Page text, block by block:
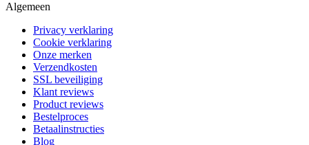
Algemeen
Privacy verklaring
Cookie verklaring
Onze merken
Verzendkosten
SSL beveiliging
Klant reviews
Product reviews
Bestelproces
Betaalinstructies
Blog